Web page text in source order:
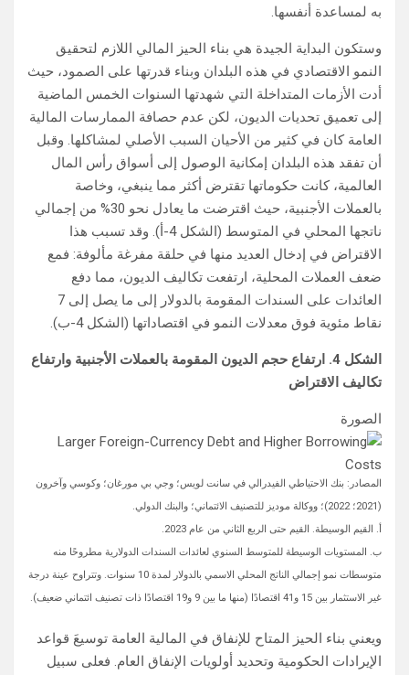
به لمساعدة أنفسها.
وستكون البداية الجيدة هي بناء الحيز المالي اللازم لتحقيق
النمو الاقتصادي في هذه البلدان وبناء قدرتها على الصمود، حيث
أدت الأزمات المتداخلة التي شهدتها السنوات الخمس الماضية
إلى تعميق تحديات الديون، لكن عدم حصافة الممارسات المالية
العامة كان في كثير من الأحيان السبب الأصلي لمشاكلها. وقبل
أن تفقد هذه البلدان إمكانية الوصول إلى أسواق رأس المال
العالمية، كانت حكوماتها تقترض أكثر مما ينبغي، وخاصة
بالعملات الأجنبية، حيث اقترضت ما يعادل نحو 30% من إجمالي
ناتجها المحلي في المتوسط (الشكل 4-أ). وقد تسبب هذا
الاقتراض في إدخال العديد منها في حلقة مفرغة مألوفة: فمع
ضعف العملات المحلية، ارتفعت تكاليف الديون، مما دفع
العائدات على السندات المقومة بالدولار إلى ما يصل إلى 7
نقاط مئوية فوق معدلات النمو في اقتصاداتها (الشكل 4-ب).
الشكل 4. ارتفاع حجم الديون المقومة بالعملات الأجنبية وارتفاع
تكاليف الاقتراض
الصورة
المصادر: بنك الاحتياطي الفيدرالي في سانت لويس؛ وجي بي مورغان؛ وكوسي وآخرون
(2021؛ 2022)؛ ووكالة موديز للتصنيف الائتماني؛ والبنك الدولي.
أ. القيم الوسيطة. القيم حتى الربع الثاني من عام 2023.
ب. المستويات الوسيطة للمتوسط السنوي لعائدات السندات الدولارية مطروحًا منه
متوسطات نمو إجمالي الناتج المحلي الاسمي بالدولار لمدة 10 سنوات. وتتراوح عينة درجة
غير الاستثمار بين 15 و41 اقتصادًا (منها ما بين 9 و19 اقتصادًا ذات تصنيف ائتماني ضعيف).
ويعني بناء الحيز المتاح للإنفاق في المالية العامة توسيعَ قواعد
الإيرادات الحكومية وتحديد أولويات الإنفاق العام. فعلى سبيل